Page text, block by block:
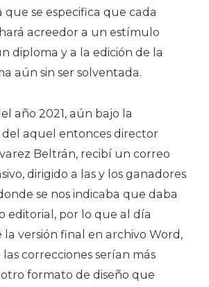
que se especifica que cada
acreedor a un estímulo
diploma y a la edición de la
aún sin ser solventada.
año 2021, aún bajo la
aquel entonces director
Beltrán, recibí un correo
dirigido a las y los ganadores
se nos indicaba que daba
editorial, por lo que al día
la versión final en archivo Word,
correcciones serían más
formato de diseño que